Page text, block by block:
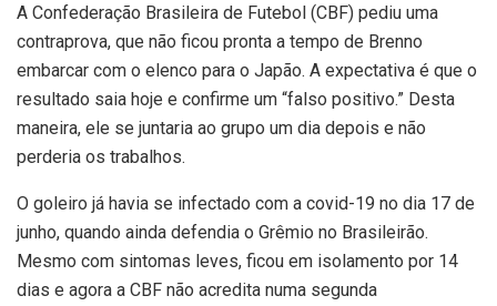
A Confederação Brasileira de Futebol (CBF) pediu uma
contraprova, que não ficou pronta a tempo de Brenno
embarcar com o elenco para o Japão. A expectativa é que o
resultado saia hoje e confirme um “falso positivo.” Desta
maneira, ele se juntaria ao grupo um dia depois e não
perderia os trabalhos.
O goleiro já havia se infectado com a covid-19 no dia 17 de
junho, quando ainda defendia o Grêmio no Brasileirão.
Mesmo com sintomas leves, ficou em isolamento por 14
dias e agora a CBF não acredita numa segunda